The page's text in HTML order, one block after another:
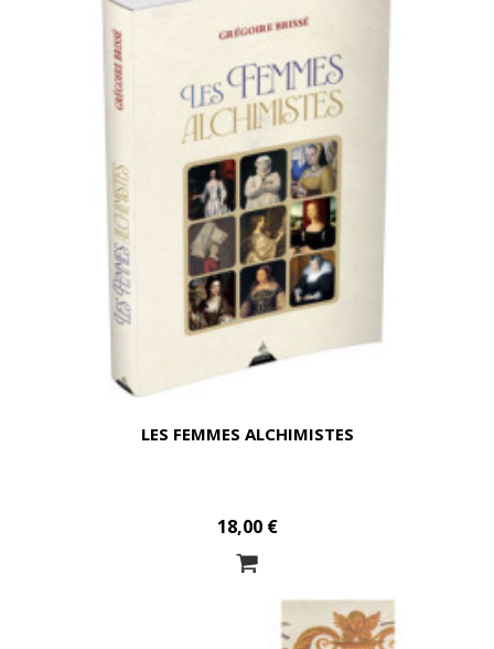
LES FEMMES ALCHIMISTES
18,00 €